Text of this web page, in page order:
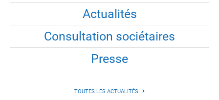
Actualités
Consultation sociétaires
Presse
TOUTES LES ACTUALITÉS